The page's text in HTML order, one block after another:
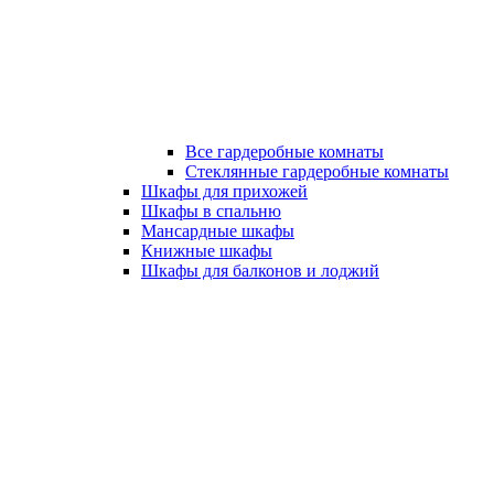
Все гардеробные комнаты
Стеклянные гардеробные комнаты
Шкафы для прихожей
Шкафы в спальню
Мансардные шкафы
Книжные шкафы
Шкафы для балконов и лоджий